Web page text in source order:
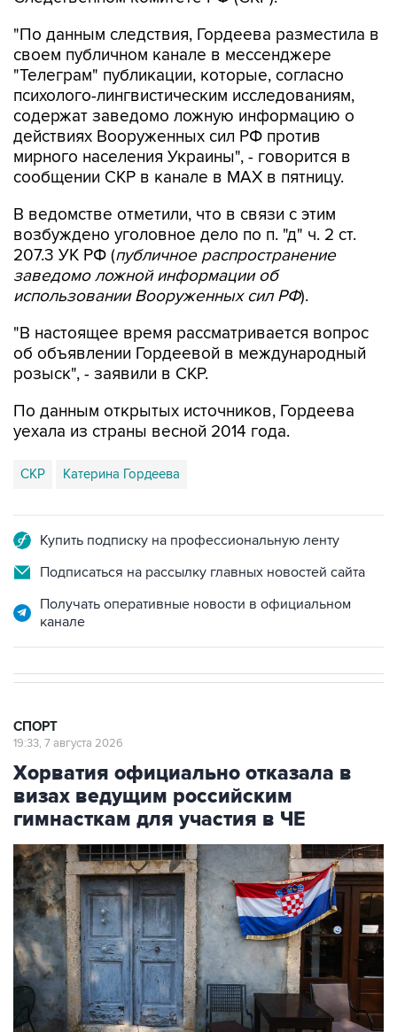
"По данным следствия, Гордеева разместила в
своем публичном канале в мессенджере
"Телеграм" публикации, которые, согласно
психолого-лингвистическим исследованиям,
содержат заведомо ложную информацию о
действиях Вооруженных сил РФ против
мирного населения Украины", - говорится в
сообщении СКР в канале в MAX в пятницу.
В ведомстве отметили, что в связи с этим
возбуждено уголовное дело по п. "д" ч. 2 ст.
207.3 УК РФ (публичное распространение
заведомо ложной информации об
использовании Вооруженных сил РФ).
"В настоящее время рассматривается вопрос
об объявлении Гордеевой в международный
розыск", - заявили в СКР.
По данным открытых источников, Гордеева
уехала из страны весной 2014 года.
СКР Катерина Гордеева
Купить подписку на профессиональную ленту
Подписаться на рассылку главных новостей сайта
Получать оперативные новости в официальном
канале
СПОРТ
19:33, 7 августа 2026
Хорватия официально отказала в
визах ведущим российским
гимнасткам для участия в ЧЕ